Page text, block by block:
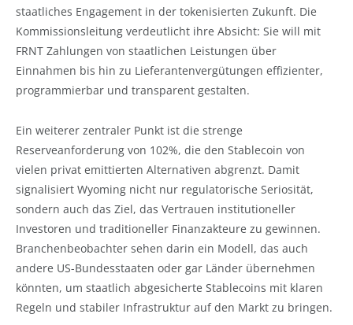
staatliches Engagement in der tokenisierten Zukunft. Die
Kommissionsleitung verdeutlicht ihre Absicht: Sie will mit
FRNT Zahlungen von staatlichen Leistungen über
Einnahmen bis hin zu Lieferantenvergütungen effizienter,
programmierbar und transparent gestalten.
Ein weiterer zentraler Punkt ist die strenge
Reserveanforderung von 102%, die den Stablecoin von
vielen privat emittierten Alternativen abgrenzt. Damit
signalisiert Wyoming nicht nur regulatorische Seriosität,
sondern auch das Ziel, das Vertrauen institutioneller
Investoren und traditioneller Finanzakteure zu gewinnen.
Branchenbeobachter sehen darin ein Modell, das auch
andere US-Bundesstaaten oder gar Länder übernehmen
könnten, um staatlich abgesicherte Stablecoins mit klaren
Regeln und stabiler Infrastruktur auf den Markt zu bringen.